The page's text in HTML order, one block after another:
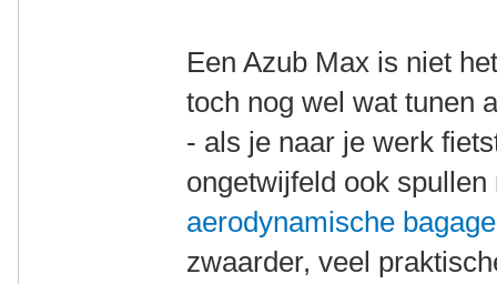
Een Azub Max is niet
toch nog wel wat tunen
- als je naar je werk
ongetwijfeld ook
aerodynamische
zwaarder, veel